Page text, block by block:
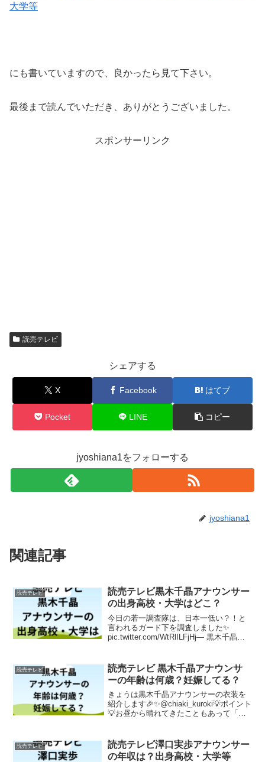
大学等
にも書いていますので、良かったら見て下さい。
最後まで読んでいただき、ありがとうございました。
スポンサーリンク
読売テレビ
シェアする
X Facebook はてブ
Pocket LINE コピー
jyoshiana1をフォローする
jyoshiana1
関連記事
読売テレビ
読売テレビ黒木千晶アナウンサー
の出身高校・大学はどこ？
今日の若一調査隊は、日本一低い？！と
言われるガード下を調査しました✨
pic.twitter.com/WtRlILFjHj— 黒木千晶
読売テレビ
読売テレビ 黒木千晶アナウンサ
ーの年齢は何歳？妊娠してる？
きょうは黒木千晶アナウンサーの衣装を
紹介します🎉✨@chiaki_kuroki💡ポイント
💡お昼から晴れてきたこともあって「青
さい情報ネットten#きょうの衣装 #黒...
読売テレビ
読売テレビ澤口実歩アナウンサー
の年収は？出身高校・大学等